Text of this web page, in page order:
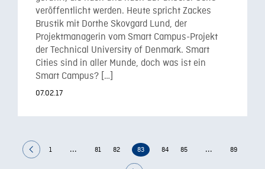
veröffentlicht werden. Heute spricht Zackes
Brustik mit Dorthe Skovgard Lund, der
Projektmanagerin vom Smart Campus-Projekt
der Technical University of Denmark. Smart
Cities sind in aller Munde, doch was ist ein
Smart Campus? […]
07.02.17
1 ... 81 82 83 84 85 ... 89